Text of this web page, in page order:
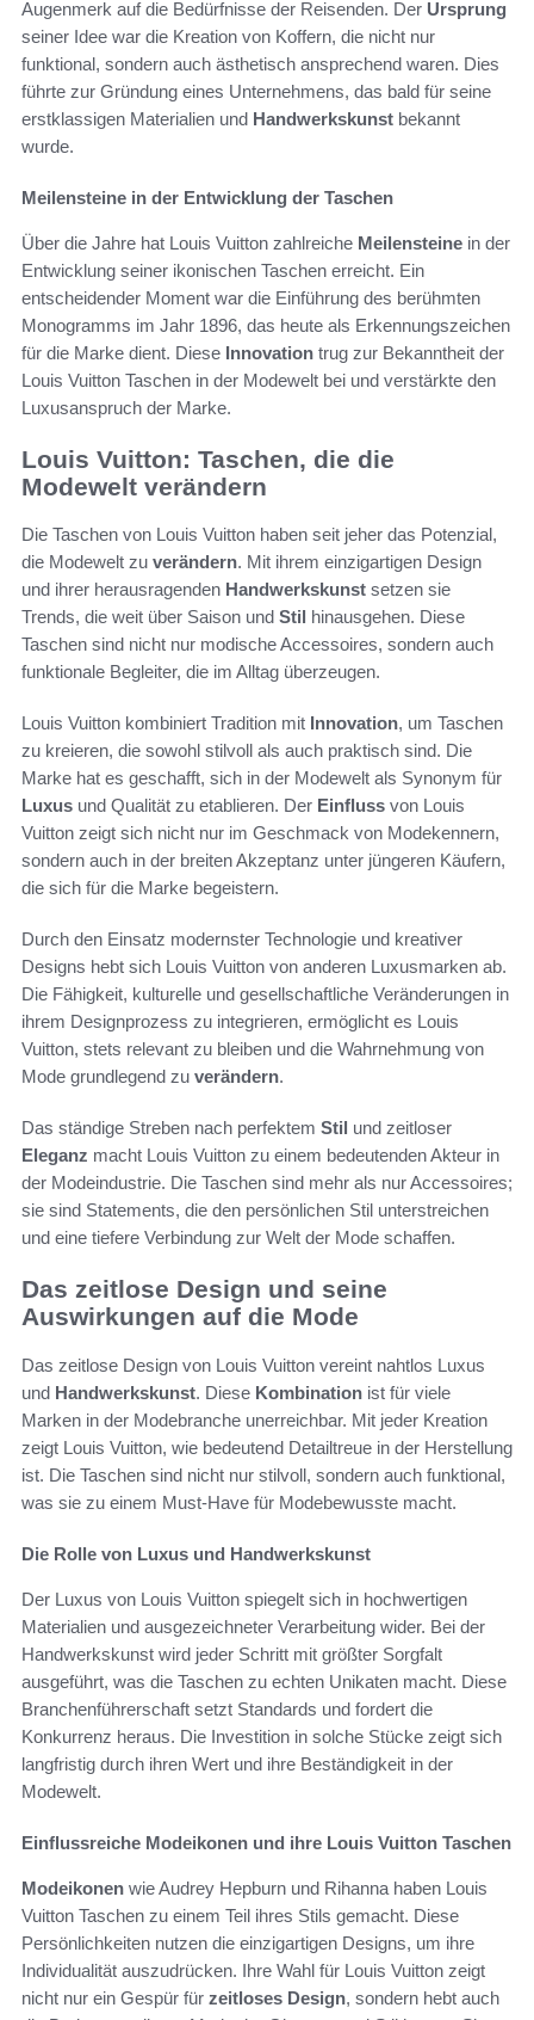
Augenmerk auf die Bedürfnisse der Reisenden. Der Ursprung
seiner Idee war die Kreation von Koffern, die nicht nur
funktional, sondern auch ästhetisch ansprechend waren. Dies
führte zur Gründung eines Unternehmens, das bald für seine
erstklassigen Materialien und Handwerkskunst bekannt
wurde.
Meilensteine in der Entwicklung der Taschen
Über die Jahre hat Louis Vuitton zahlreiche Meilensteine in der
Entwicklung seiner ikonischen Taschen erreicht. Ein
entscheidender Moment war die Einführung des berühmten
Monogramms im Jahr 1896, das heute als Erkennungszeichen
für die Marke dient. Diese Innovation trug zur Bekanntheit der
Louis Vuitton Taschen in der Modewelt bei und verstärkte den
Luxusanspruch der Marke.
Louis Vuitton: Taschen, die die
Modewelt verändern
Die Taschen von Louis Vuitton haben seit jeher das Potenzial,
die Modewelt zu verändern. Mit ihrem einzigartigen Design
und ihrer herausragenden Handwerkskunst setzen sie
Trends, die weit über Saison und Stil hinausgehen. Diese
Taschen sind nicht nur modische Accessoires, sondern auch
funktionale Begleiter, die im Alltag überzeugen.
Louis Vuitton kombiniert Tradition mit Innovation, um Taschen
zu kreieren, die sowohl stilvoll als auch praktisch sind. Die
Marke hat es geschafft, sich in der Modewelt als Synonym für
Luxus und Qualität zu etablieren. Der Einfluss von Louis
Vuitton zeigt sich nicht nur im Geschmack von Modekennern,
sondern auch in der breiten Akzeptanz unter jüngeren Käufern,
die sich für die Marke begeistern.
Durch den Einsatz modernster Technologie und kreativer
Designs hebt sich Louis Vuitton von anderen Luxusmarken ab.
Die Fähigkeit, kulturelle und gesellschaftliche Veränderungen in
ihrem Designprozess zu integrieren, ermöglicht es Louis
Vuitton, stets relevant zu bleiben und die Wahrnehmung von
Mode grundlegend zu verändern.
Das ständige Streben nach perfektem Stil und zeitloser
Eleganz macht Louis Vuitton zu einem bedeutenden Akteur in
der Modeindustrie. Die Taschen sind mehr als nur Accessoires;
sie sind Statements, die den persönlichen Stil unterstreichen
und eine tiefere Verbindung zur Welt der Mode schaffen.
Das zeitlose Design und seine
Auswirkungen auf die Mode
Das zeitlose Design von Louis Vuitton vereint nahtlos Luxus
und Handwerkskunst. Diese Kombination ist für viele
Marken in der Modebranche unerreichbar. Mit jeder Kreation
zeigt Louis Vuitton, wie bedeutend Detailtreue in der Herstellung
ist. Die Taschen sind nicht nur stilvoll, sondern auch funktional,
was sie zu einem Must-Have für Modebewusste macht.
Die Rolle von Luxus und Handwerkskunst
Der Luxus von Louis Vuitton spiegelt sich in hochwertigen
Materialien und ausgezeichneter Verarbeitung wider. Bei der
Handwerkskunst wird jeder Schritt mit größter Sorgfalt
ausgeführt, was die Taschen zu echten Unikaten macht. Diese
Branchenführerschaft setzt Standards und fordert die
Konkurrenz heraus. Die Investition in solche Stücke zeigt sich
langfristig durch ihren Wert und ihre Beständigkeit in der
Modewelt.
Einflussreiche Modeikonen und ihre Louis Vuitton Taschen
Modeikonen wie Audrey Hepburn und Rihanna haben Louis
Vuitton Taschen zu einem Teil ihres Stils gemacht. Diese
Persönlichkeiten nutzen die einzigartigen Designs, um ihre
Individualität auszudrücken. Ihre Wahl für Louis Vuitton zeigt
nicht nur ein Gespür für zeitloses Design, sondern hebt auch